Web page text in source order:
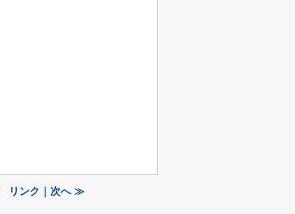
リンク｜次へ ≫